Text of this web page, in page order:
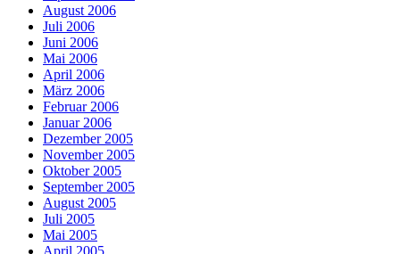
August 2006
Juli 2006
Juni 2006
Mai 2006
April 2006
März 2006
Februar 2006
Januar 2006
Dezember 2005
November 2005
Oktober 2005
September 2005
August 2005
Juli 2005
Mai 2005
April 2005